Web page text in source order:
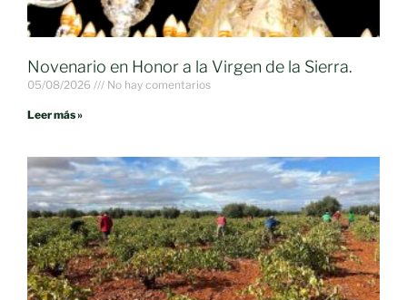
Novenario en Honor a la Virgen de la Sierra.
05/08/2026 No hay comentarios
Leer más »